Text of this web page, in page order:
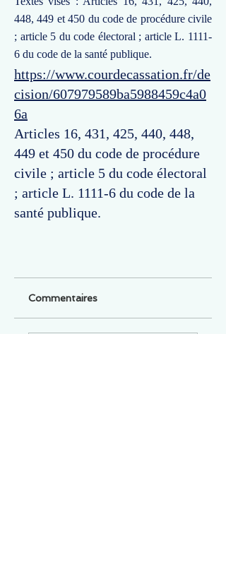
448, 449 et 450 du code de procédure civile
; article 5 du code électoral ; article L. 1111-
6 du code de la santé publique.
https://www.courdecassation.fr/de
cision/607979589ba5988459c4a0
6a
Articles 16, 431, 425, 440, 448,
449 et 450 du code de procédure
civile ; article 5 du code électoral
; article L. 1111-6 du code de la
santé publique.
Commentaires